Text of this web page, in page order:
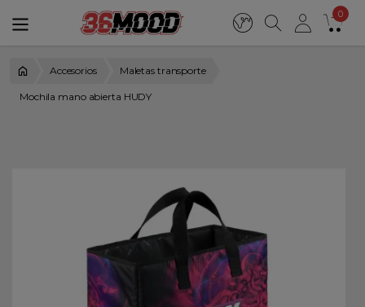
0
Accesorios Maletas transporte
Mochila mano abierta HUDY